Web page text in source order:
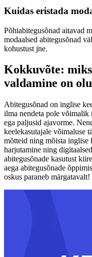
Kuidas eristada
Põhiabitegusõnad aitavad
modaalsed abitegusõnad
kohustust jne.
Kokkuvõte:
valdamine on
Abitegusõnad on inglise
ilma nendeta pole võimalik
ega paljusid ajavorme.
keelekasutajale võimaluse
mõtteid ning mõista inglise
harjutamine ning
abitegusõnade kasutust
aega abitegusõnade
oskus paraneb märgatavalt!